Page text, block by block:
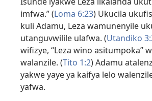
imfwa.” (Loma 6:23) Ukucila
kuli Adamu, Leza wamunenyile
utanguvwilile ulafwa. (Utandiko
wifizye, “Leza wino asitumpoka”
walanzile. (Tito 1:2) Adamu
yakwe yaye ya kaifya lelo
yafwa.